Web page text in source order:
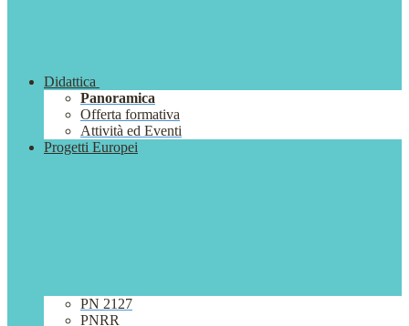
Didattica
Panoramica
Offerta formativa
Attività ed Eventi
Progetti Europei
PN 2127
PNRR